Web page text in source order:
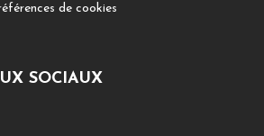
de cookies
SOCIAUX